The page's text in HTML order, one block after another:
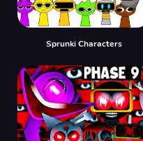
Sprunki Characters